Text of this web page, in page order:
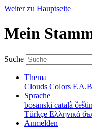
Weiter zu Hauptseite
Mein
Suche
Thema
Clouds Colors
Sprache
bosanski català
Türkçe Ελληνικά
Anmelden